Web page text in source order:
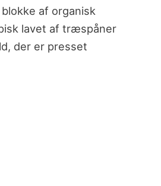
af organisk
lavet af træspåner
der er presset